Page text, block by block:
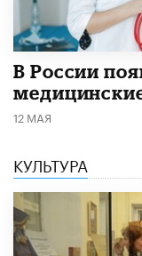
В России
12 МАЯ
КУЛЬТУРА